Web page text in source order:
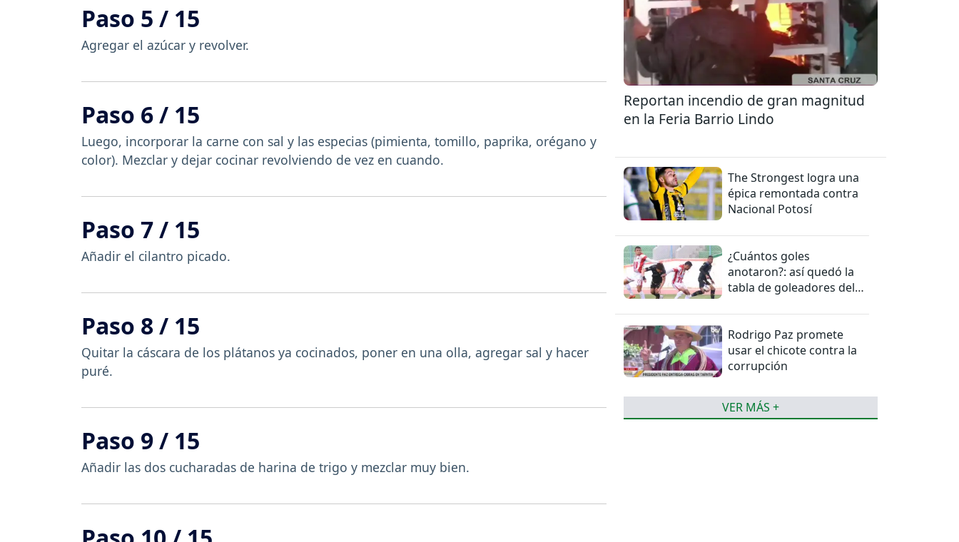
Paso 5 / 15
Agregar el azúcar y revolver.
Paso 6 / 15
Luego, incorporar la carne con sal y las especias (pimienta, tomillo, paprika, orégano y
color). Mezclar y dejar cocinar revolviendo de vez en cuando.
Paso 7 / 15
Añadir el cilantro picado.
Paso 8 / 15
Quitar la cáscara de los plátanos ya cocinados, poner en una olla, agregar sal y hacer
puré.
Paso 9 / 15
Añadir las dos cucharadas de harina de trigo y mezclar muy bien.
Reportan incendio de gran magnitud
en la Feria Barrio Lindo
The Strongest logra una
épica remontada contra
Nacional Potosí
¿Cuántos goles
anotaron?: así quedó la
tabla de goleadores del
Rodrigo Paz promete
usar el chicote contra la
corrupción
VER MÁS +